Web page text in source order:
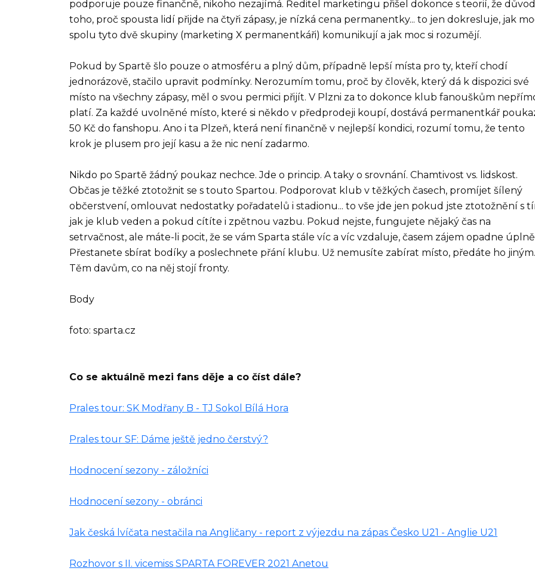
podporuje pouze finančně, nikoho nezajímá. Ředitel marketingu přišel dokonce s teorií, že důvod
toho, proč spousta lidí přijde na čtyři zápasy, je nízká cena permanentky... to jen dokresluje, jak
spolu tyto dvě skupiny (marketing X permanentkáři) komunikují a jak moc si rozumějí.
Pokud by Spartě šlo pouze o atmosféru a plný dům, případně lepší místa pro ty, kteří chodí
jednorázově, stačilo upravit podmínky. Nerozumím tomu, proč by člověk, který dá k dispozici své
místo na všechny zápasy, měl o svou permici přijít. V Plzni za to dokonce klub fanouškům
platí. Za každé uvolněné místo, které si někdo v předprodeji koupí, dostává permanentkář
50 Kč do fanshopu. Ano i ta Plzeň, která není finančně v nejlepší kondici, rozumí tomu, že tento
krok je plusem pro její kasu a že nic není zadarmo.
Nikdo po Spartě žádný poukaz nechce. Jde o princip. A taky o srovnání. Chamtivost vs. lidskost.
Občas je těžké ztotožnit se s touto Spartou. Podporovat klub v těžkých časech, promíjet šílený
občerstvení, omlouvat nedostatky pořadatelů i stadionu... to vše jde jen pokud jste ztotožnění s
jak je klub veden a pokud cítíte i zpětnou vazbu. Pokud nejste, fungujete nějaký čas na
setrvačnost, ale máte-li pocit, že se vám Sparta stále víc a víc vzdaluje, časem zájem opadne
Přestanete sbírat bodíky a poslechnete přání klubu. Už nemusíte zabírat místo, předáte ho jiným.
Těm davům, co na něj stojí fronty.
Body
foto: sparta.cz
Co se aktuálně mezi fans děje a co číst dále?
Prales tour: SK Modřany B - TJ Sokol Bílá Hora
Prales tour SF: Dáme ještě jedno čerstvý?
Hodnocení sezony - záložníci
Hodnocení sezony - obránci
Jak česká lvíčata nestačila na Angličany - report z výjezdu na zápas Česko U21 - Anglie U21
Rozhovor s II. vicemiss SPARTA FOREVER 2021 Anetou